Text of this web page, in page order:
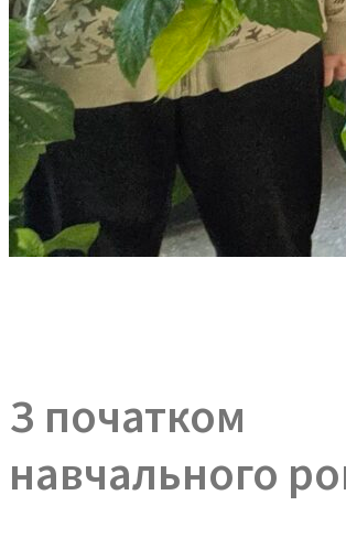
З початком
навчального